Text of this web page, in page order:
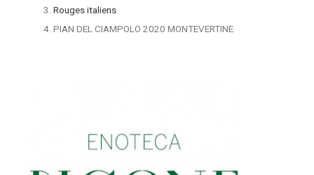
Rouges italiens
PIAN DEL CIAMPOLO 2020 MONTEVERTINE